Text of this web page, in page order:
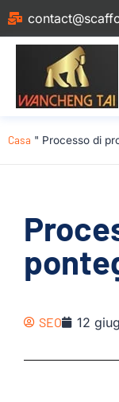
Casa " Processo di
SEO 12